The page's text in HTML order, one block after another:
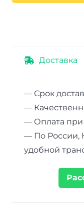
Доставка
— Срок
—
— Оплата при
— По России,
удобной